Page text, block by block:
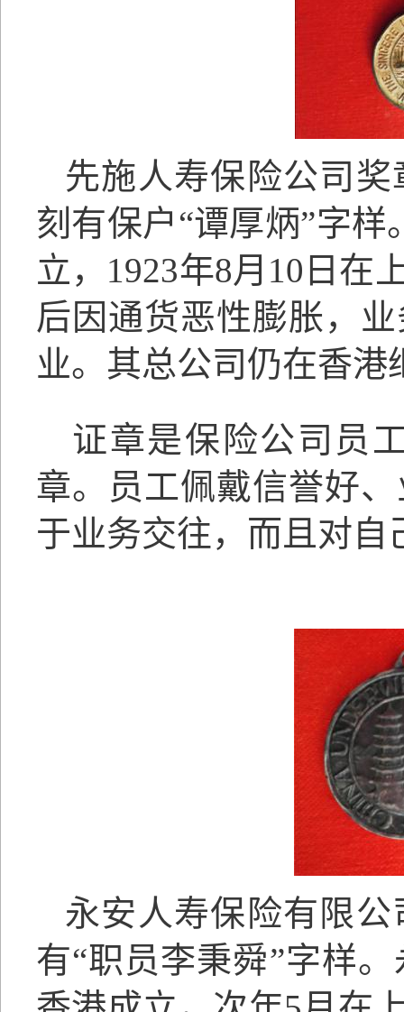
先施人寿保险公司
刻有保户 “谭厚炳”字
立，1923年8月10日在
后因通货恶性膨胀，
业。其总公司仍在香港
证章是保险公司员
章。
员工佩戴信誉好
于业务交往，而且对
永安人寿保险有限
有“职员李秉舜”字样